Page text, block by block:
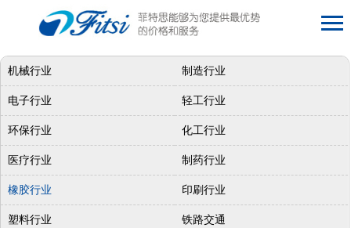
机械行业 制造行业
电子行业 轻工行业
环保行业 化工行业
医疗行业 制药行业
橡胶行业 印刷行业
塑料行业 铁路交通